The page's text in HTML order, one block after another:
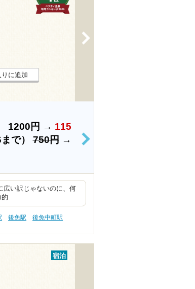
に追加
1200円→ 115
まで）750円→
>
広い訳じゃないのに、何
後免駅
後免中町駅
宿泊